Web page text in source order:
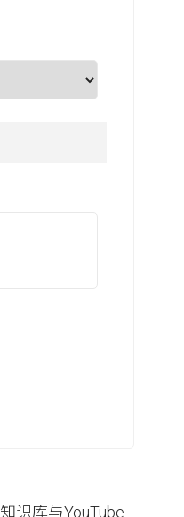
知识库与YouTube